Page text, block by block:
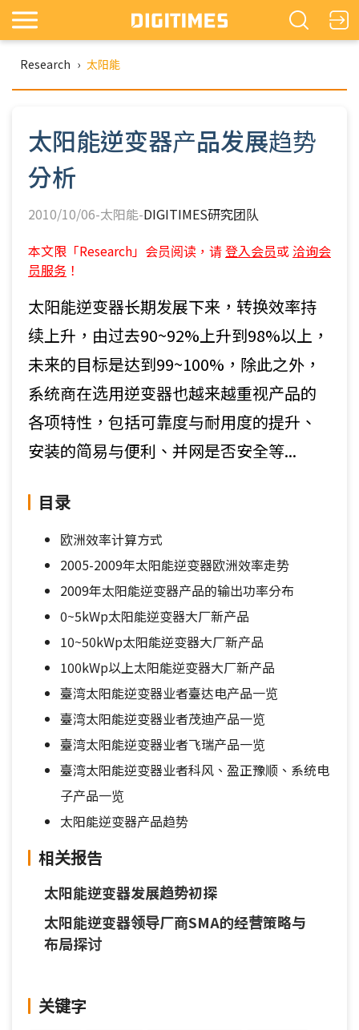
Research › 太阳能
太阳能逆变器产品发展趋势
分析
2010/10/06-太阳能-DIGITIMES研究团队
本文限「Research」会员阅读，请登入会员或 洽询会
员服务 ！
太阳能逆变器长期发展下来，转换效率持
续上升，由过去90~92%上升到98%以上，
未来的目标是达到99~100%，除此之外，
系统商在选用逆变器也越来越重视产品的
各项特性，包括可靠度与耐用度的提升、
安装的简易与便利、并网是否安全等...
目录
欧洲效率计算方式
2005-2009年太阳能逆变器欧洲效率走势
2009年太阳能逆变器产品的输出功率分布
0~5kWp太阳能逆变器大厂新产品
10~50kWp太阳能逆变器大厂新产品
100kWp以上太阳能逆变器大厂新产品
臺湾太阳能逆变器业者臺达电产品一览
臺湾太阳能逆变器业者茂迪产品一览
臺湾太阳能逆变器业者飞瑞产品一览
臺湾太阳能逆变器业者科风、盈正豫顺、系统电
子产品一览
太阳能逆变器产品趋势
相关报告
太阳能逆变器发展趋势初探
太阳能逆变器领导厂商SMA的经营策略与
布局探讨
关键字